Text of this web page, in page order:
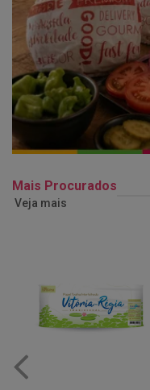
Mais Procurados
Veja mais